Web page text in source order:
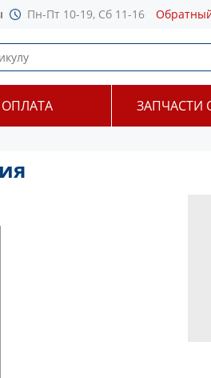
Пн-Пт 10-19, Сб 11-16
ОПЛАТА ЗАПЧАСТИ